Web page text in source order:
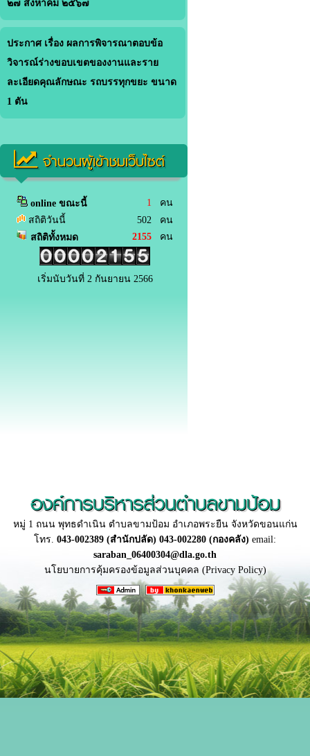
๒๗ สิงหาคม ๒๕๖๗
ประกาศ เรื่อง ผลการพิจารณาตอบข้อ
วิจารณ์ร่างขอบเขตของงานและราย
ละเอียดคุณลักษณะ รถบรรทุกขยะ ขนาด
1 ตัน
จำนวนผู้เข้าชมเว็บไซต์
online ขณะนี้ 1 คน
สถิติวันนี้
502 คน
สถิติทั้งหมด
2155 คน
เริ่มนับวันที่ 2 กันยายน 2566
องค์การบริหารส่วนตำบลขามป้อม
หมู่ 1 ถนน พุทธดำเนิน ตำบลขามป้อม อำเภอพระยืน จังหวัดขอนแก่น
โทร. 043-002389 (สำนักปลัด) 043-002280 (กองคลัง) email:
saraban_06400304@dla.go.th
นโยบายการคุ้มครองข้อมูลส่วนบุคคล (Privacy Policy)